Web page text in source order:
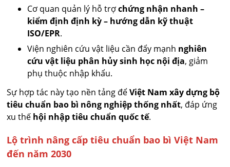
Cơ quan quản lý hỗ trợchứng nhận nhanh –
kiểm định định kỳ – hướng dẫn kỹ thuật
ISO/EPR.
Viện nghiên cứu vật liệu cần đẩy mạnh nghiên
cứu vật liệu phân hủy sinh học nội địa, giảm
phụ thuộc nhập khẩu.
Sự hợp tác này tạo nền tảng đểViệt Nam xây dựng bộ
tiêu chuẩn bao bì nông nghiệp thống nhất, đáp ứng
xu thế hội nhập tiêu chuẩn quốc tế.
Lộ trình nâng cấp tiêu chuẩn bao bì Việt Nam
đến năm 2030